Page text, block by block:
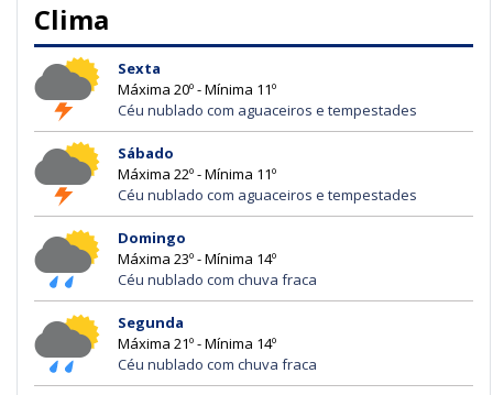
Clima
Sexta
Máxima 20º - Mínima 11º
Céu nublado com aguaceiros e tempestades
Sábado
Máxima 22º - Mínima 11º
Céu nublado com aguaceiros e tempestades
Domingo
Máxima 23º - Mínima 14º
Céu nublado com chuva fraca
Segunda
Máxima 21º - Mínima 14º
Céu nublado com chuva fraca